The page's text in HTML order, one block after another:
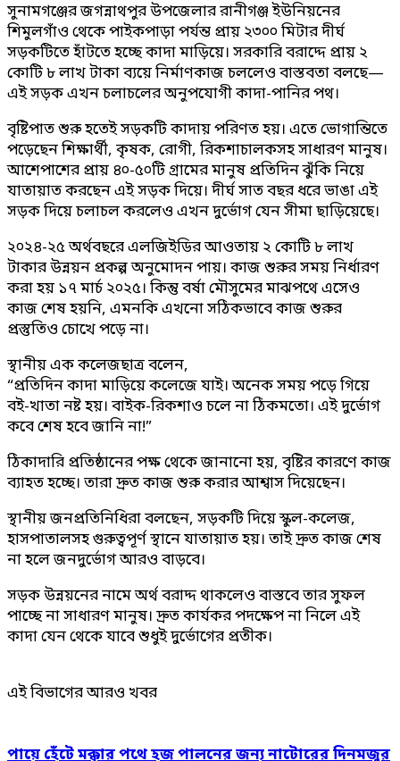
সুনামগঞ্জের জগন্নাথপুর উপজেলার রানীগঞ্জ ইউনিয়নের
শিমুলগাঁও থেকে পাইকপাড়া পর্যন্ত প্রায় ২৩০০ মিটার দীর্ঘ
সড়কটিতে হাঁটতে হচ্ছে কাদা মাড়িয়ে। সরকারি বরাদ্দে প্রায় ২
কোটি ৮ লাখ টাকা ব্যয়ে নির্মাণকাজ চললেও বাস্তবতা বলছে—
এই সড়ক এখন চলাচলের অনুপযোগী কাদা-পানির পথ।
বৃষ্টিপাত শুরু হতেই সড়কটি কাদায় পরিণত হয়। এতে ভোগান্তিতে
পড়েছেন শিক্ষার্থী, কৃষক, রোগী, রিকশাচালকসহ সাধারণ মানুষ।
আশেপাশের প্রায় ৪০-৫০টি গ্রামের মানুষ প্রতিদিন ঝুঁকি নিয়ে
যাতায়াত করছেন এই সড়ক দিয়ে। দীর্ঘ সাত বছর ধরে ভাঙা এই
সড়ক দিয়ে চলাচল করলেও এখন দুর্ভোগ যেন সীমা ছাড়িয়েছে।
২০২৪-২৫ অর্থবছরে এলজিইডির আওতায় ২ কোটি ৮ লাখ
টাকার উন্নয়ন প্রকল্প অনুমোদন পায়। কাজ শুরুর সময় নির্ধারণ
করা হয় ১৭ মার্চ ২০২৫। কিন্তু বর্ষা মৌসুমের মাঝপথে এসেও
কাজ শেষ হয়নি, এমনকি এখনো সঠিকভাবে কাজ শুরুর
প্রস্তুতিও চোখে পড়ে না।
স্থানীয় এক কলেজছাত্র বলেন,
“প্রতিদিন কাদা মাড়িয়ে কলেজে যাই। অনেক সময় পড়ে গিয়ে
বই-খাতা নষ্ট হয়। বাইক-রিকশাও চলে না ঠিকমতো। এই দুর্ভোগ
কবে শেষ হবে জানি না!”
ঠিকাদারি প্রতিষ্ঠানের পক্ষ থেকে জানানো হয়, বৃষ্টির কারণে কাজ
ব্যাহত হচ্ছে। তারা দ্রুত কাজ শুরু করার আশ্বাস দিয়েছেন।
স্থানীয় জনপ্রতিনিধিরা বলছেন, সড়কটি দিয়ে স্কুল-কলেজ,
হাসপাতালসহ গুরুত্বপূর্ণ স্থানে যাতায়াত হয়। তাই দ্রুত কাজ শেষ
না হলে জনদুর্ভোগ আরও বাড়বে।
সড়ক উন্নয়নের নামে অর্থ বরাদ্দ থাকলেও বাস্তবে তার সুফল
পাচ্ছে না সাধারণ মানুষ। দ্রুত কার্যকর পদক্ষেপ না নিলে এই
কাদা যেন থেকে যাবে শুধুই দুর্ভোগের প্রতীক।
এই বিভাগের আরও খবর
পায়ে হেঁটে মক্কার পথে হজ পালনের জন্য নাটোরের দিনমজুর